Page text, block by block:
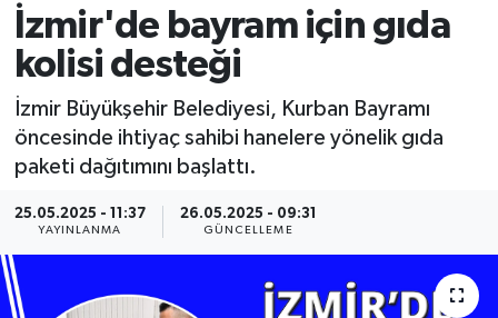
İzmir'de bayram için gıda
kolisi desteği
İzmir Büyükşehir Belediyesi, Kurban Bayramı
öncesinde ihtiyaç sahibi hanelere yönelik gıda
paketi dağıtımını başlattı.
25.05.2025 - 11:37
YAYINLANMA
26.05.2025 - 09:31
GÜNCELLEME
İZMİR
ÖZEL HABER
POLİTİKA
Programlar
SPOR
YAŞAM